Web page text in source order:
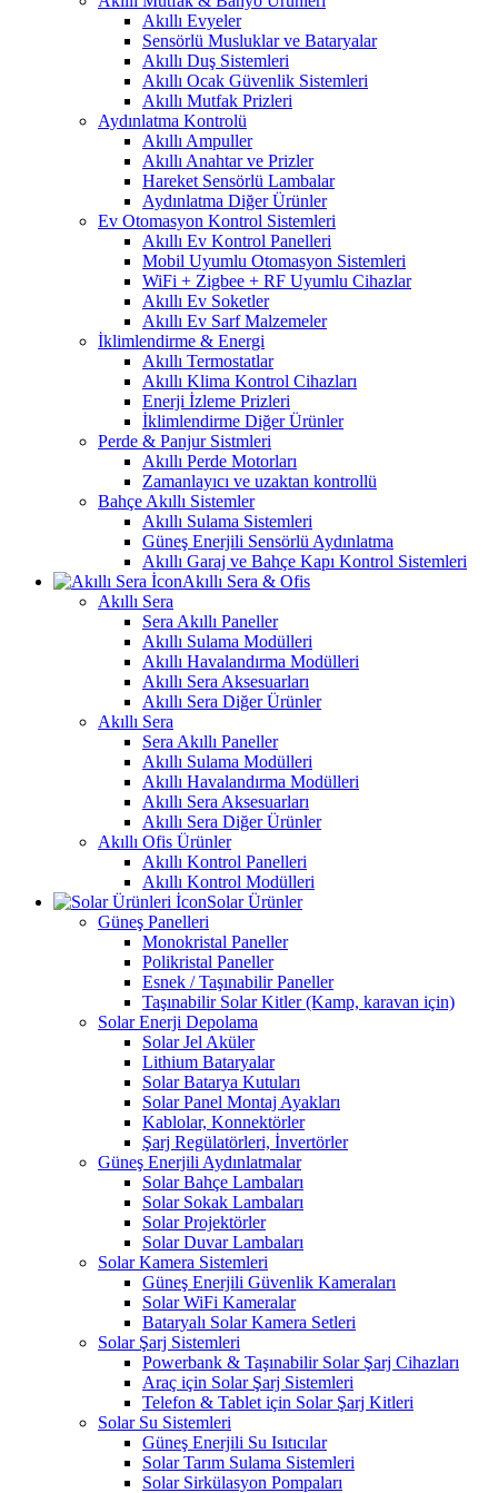
Akıllı Evyeler
Sensörlü Musluklar ve Bataryalar
Akıllı Duş Sistemleri
Akıllı Ocak Güvenlik Sistemleri
Akıllı Mutfak Prizleri
Aydınlatma Kontrolü
Akıllı Ampuller
Akıllı Anahtar ve Prizler
Hareket Sensörlü Lambalar
Aydınlatma Diğer Ürünler
Ev Otomasyon Kontrol Sistemleri
Akıllı Ev Kontrol Panelleri
Mobil Uyumlu Otomasyon Sistemleri
WiFi + Zigbee + RF Uyumlu Cihazlar
Akıllı Ev Soketler
Akıllı Ev Sarf Malzemeler
İklimlendirme & Energi
Akıllı Termostatlar
Akıllı Klima Kontrol Cihazları
Enerji İzleme Prizleri
İklimlendirme Diğer Ürünler
Perde & Panjur Sistmleri
Akıllı Perde Motorları
Zamanlayıcı ve uzaktan kontrollü
Bahçe Akıllı Sistemler
Akıllı Sulama Sistemleri
Güneş Enerjili Sensörlü Aydınlatma
Akıllı Garaj ve Bahçe Kapı Kontrol Sistemleri
Akıllı Sera & Ofis
Akıllı Sera
Sera Akıllı Paneller
Akıllı Sulama Modülleri
Akıllı Havalandırma Modülleri
Akıllı Sera Aksesuarları
Akıllı Sera Diğer Ürünler
Akıllı Sera
Sera Akıllı Paneller
Akıllı Sulama Modülleri
Akıllı Havalandırma Modülleri
Akıllı Sera Aksesuarları
Akıllı Sera Diğer Ürünler
Akıllı Ofis Ürünler
Akıllı Kontrol Panelleri
Akıllı Kontrol Modülleri
Solar Ürünler
Güneş Panelleri
Monokristal Paneller
Polikristal Paneller
Esnek / Taşınabilir Paneller
Taşınabilir Solar Kitler (Kamp, karavan için)
Solar Enerji Depolama
Solar Jel Aküler
Lithium Bataryalar
Solar Batarya Kutuları
Solar Panel Montaj Ayakları
Kablolar, Konnektörler
Şarj Regülatörleri, İnvertörler
Güneş Enerjili Aydınlatmalar
Solar Bahçe Lambaları
Solar Sokak Lambaları
Solar Projektörler
Solar Duvar Lambaları
Solar Kamera Sistemleri
Güneş Enerjili Güvenlik Kameraları
Solar WiFi Kameralar
Bataryalı Solar Kamera Setleri
Solar Şarj Sistemleri
Powerbank & Taşınabilir Solar Şarj Cihazları
Araç için Solar Şarj Sistemleri
Telefon & Tablet için Solar Şarj Kitleri
Solar Su Sistemleri
Güneş Enerjili Su Isıtıcılar
Solar Tarım Sulama Sistemleri
Solar Sirkülasyon Pompaları